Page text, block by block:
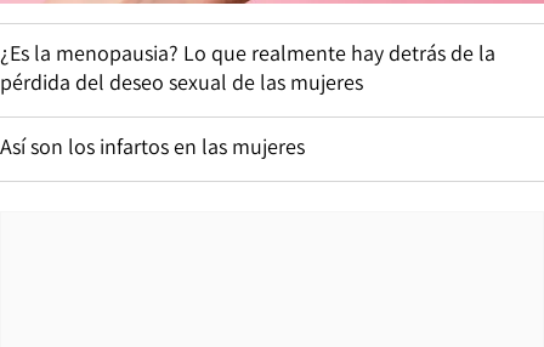
¿Es la menopausia? Lo que realmente hay detrás de la
pérdida del deseo sexual de las mujeres
Así son los infartos en las mujeres